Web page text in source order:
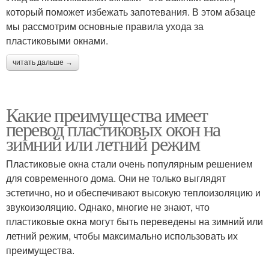
который поможет избежать запотевания. В этом абзаце
мы рассмотрим основные правила ухода за
пластиковыми окнами.
читать дальше →
Какие преимущества имеет
перевод пластиковых окон на
зимний или летний режим
Пластиковые окна стали очень популярным решением
для современного дома. Они не только выглядят
эстетично, но и обеспечивают высокую теплоизоляцию и
звукоизоляцию. Однако, многие не знают, что
пластиковые окна могут быть переведены на зимний или
летний режим, чтобы максимально использовать их
преимущества.